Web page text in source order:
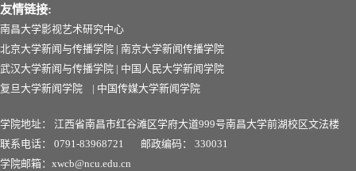
友情链接:
南昌大学影视艺术研究中心
北京大学新闻与传播学院 | 南京大学新闻传播学院
武汉大学新闻与传播学院 | 中国人民大学新闻学院
复旦大学新闻学院
| 中国传媒大学新闻学院
学院地址： 江西省南昌市红谷滩区学府大道999号南昌大学前湖校区文法楼
联系电话：
0791-83968721 邮政编码：
330031
学院邮箱：xwcb@ncu.edu.cn